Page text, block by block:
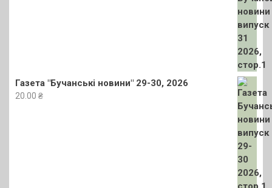
Газета "Бучанські новини" 29-30, 2026
20.00 ₴